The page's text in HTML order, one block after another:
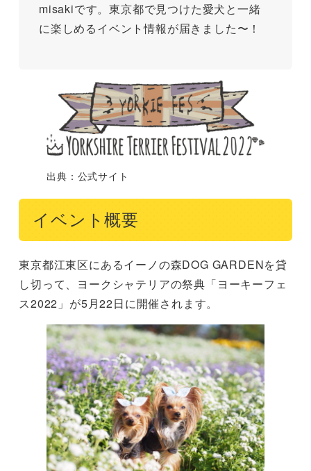
misakiです。東京都で見つけた愛犬と一緒
に楽しめるイベント情報が届きました〜！
出典：公式サイト
イベント概要
東京都江東区にあるイーノの森DOG GARDENを貸
し切って、ヨークシャテリアの祭典「ヨーキーフェ
ス2022」が5月22日に開催されます。